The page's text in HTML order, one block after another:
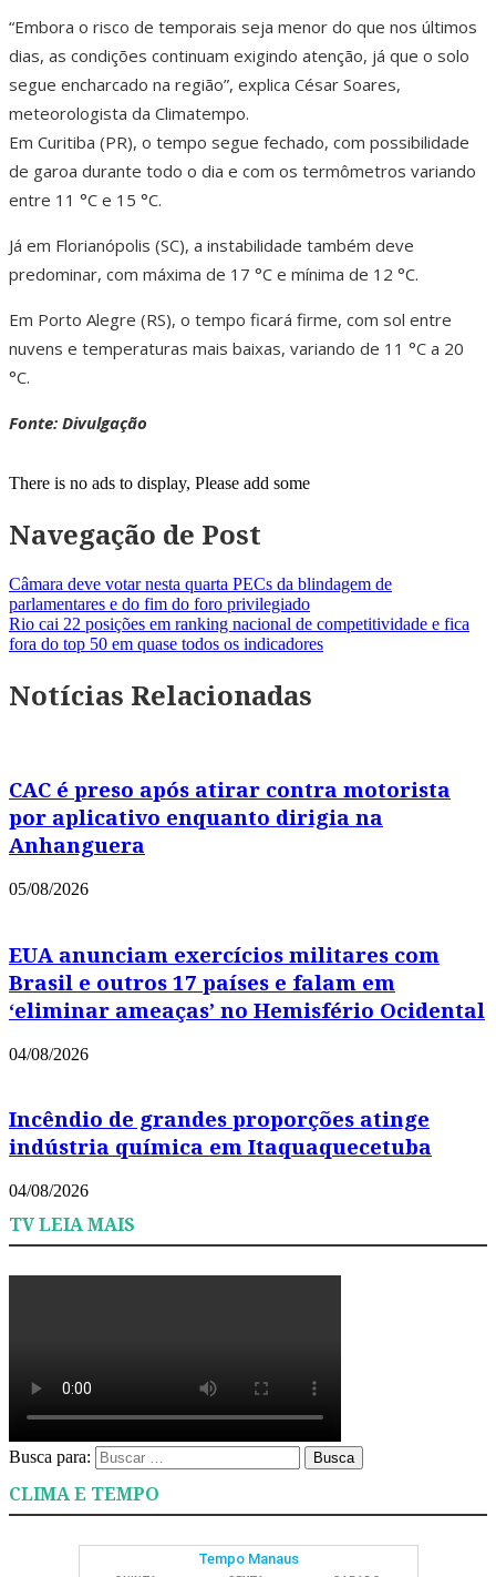
“Embora o risco de temporais seja menor do que nos últimos
dias, as condições continuam exigindo atenção, já que o solo
segue encharcado na região”, explica César Soares,
meteorologista da Climatempo.
Em Curitiba (PR), o tempo segue fechado, com possibilidade
de garoa durante todo o dia e com os termômetros variando
entre 11 °C e 15 °C.
Já em Florianópolis (SC), a instabilidade também deve
predominar, com máxima de 17 °C e mínima de 12 °C.
Em Porto Alegre (RS), o tempo ficará firme, com sol entre
nuvens e temperaturas mais baixas, variando de 11 °C a 20
°C.
Fonte: Divulgação
There is no ads to display, Please add some
Navegação de Post
Câmara deve votar nesta quarta PECs da blindagem de
parlamentares e do fim do foro privilegiado
Rio cai 22 posições em ranking nacional de competitividade e fica
fora do top 50 em quase todos os indicadores
Notícias Relacionadas
CAC é preso após atirar contra motorista
por aplicativo enquanto dirigia na
Anhanguera
05/08/2026
EUA anunciam exercícios militares com
Brasil e outros 17 países e falam em
‘eliminar ameaças’ no Hemisfério Ocidental
04/08/2026
Incêndio de grandes proporções atinge
indústria química em Itaquaquecetuba
04/08/2026
TV LEIA MAIS
Busca para: Busca
CLIMA E TEMPO